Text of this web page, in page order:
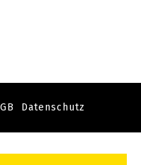
Datenschutz